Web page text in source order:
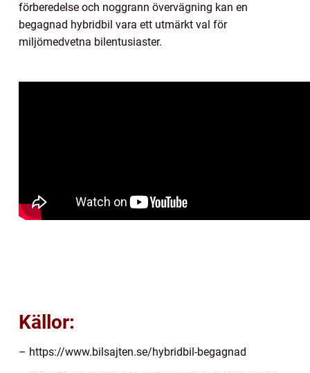
förberedelse och noggrann övervägning kan en
begagnad hybridbil vara ett utmärkt val för
miljömedvetna bilentusiaster.
Källor:
– https://www.bilsajten.se/hybridbil-begagnad